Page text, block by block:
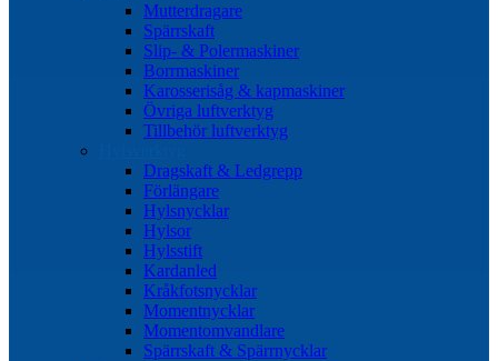
Mutterdragare
Spärrskaft
Slip- & Polermaskiner
Borrmaskiner
Karosserisåg & kapmaskiner
Övriga luftverktyg
Tillbehör luftverktyg
Dragskaft & Ledgrepp
Förlängare
Hylsnycklar
Hylsor
Hylsstift
Kardanled
Kråkfotsnycklar
Momentnycklar
Momentomvandlare
Spärrskaft & Spärrnycklar